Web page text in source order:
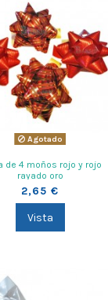
Agotado
de 4 moños rojo y rojo
rayado oro
2,65 €
Vista